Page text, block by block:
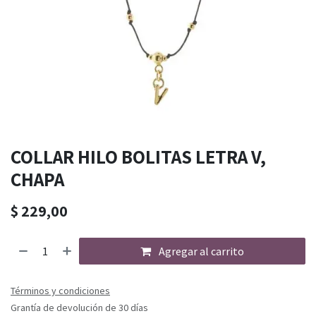
COLLAR HILO BOLITAS LETRA V,
CHAPA
$ 229,00
Agregar al carrito
Términos y condiciones
Grantía de devolución de 30 días